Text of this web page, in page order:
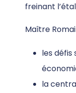
freinant
Maître
les défis
la